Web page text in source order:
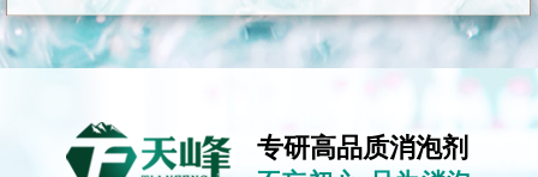
专研高品质消泡剂